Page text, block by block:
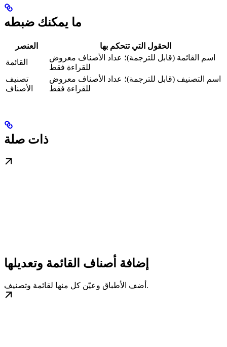
ما يمكنك ضبطه
العنصر
الحقول التي تتحكم بها
القائمة
اسم القائمة (قابل للترجمة)؛ عداد الأصناف معروض
للقراءة فقط
تصنيف
الأصناف
اسم التصنيف (قابل للترجمة)؛ عداد الأصناف معروض
للقراءة فقط
ذات صلة
إضافة أصناف القائمة وتعديلها
أضف الأطباق وعيّن كل منها لقائمة وتصنيف.